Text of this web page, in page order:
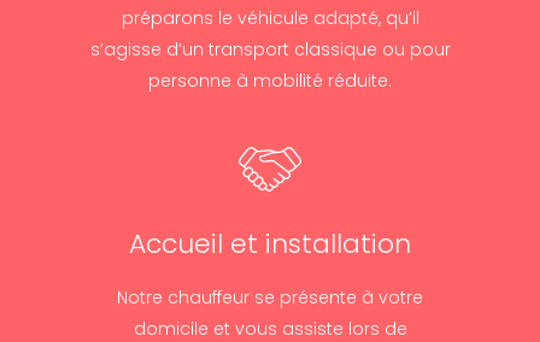
préparons le véhicule adapté, qu’il
s’agisse d’un transport classique ou pour
personne à mobilité réduite.
Accueil et installation
Notre chauffeur se présente à votre
domicile et vous assiste lors de